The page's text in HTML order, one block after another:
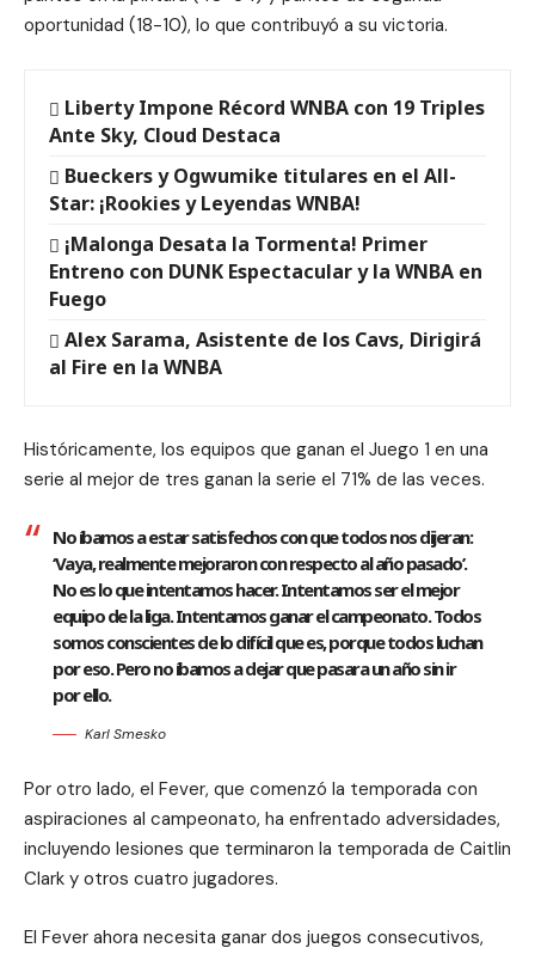
oportunidad (18-10), lo que contribuyó a su victoria.
Liberty Impone Récord WNBA con 19 Triples
Ante Sky, Cloud Destaca
Bueckers y Ogwumike titulares en el All-
Star: ¡Rookies y Leyendas WNBA!
¡Malonga Desata la Tormenta! Primer
Entreno con DUNK Espectacular y la WNBA en
Fuego
Alex Sarama, Asistente de los Cavs, Dirigirá
al Fire en la WNBA
Históricamente, los equipos que ganan el Juego 1 en una
serie al mejor de tres ganan la serie el 71% de las veces.
No íbamos a estar satisfechos con que todos nos dijeran:
‘Vaya, realmente mejoraron con respecto al año pasado’.
No es lo que intentamos hacer. Intentamos ser el mejor
equipo de la liga. Intentamos ganar el campeonato. Todos
somos conscientes de lo difícil que es, porque todos luchan
por eso. Pero no íbamos a dejar que pasara un año sin ir
por ello.
Karl Smesko
Por otro lado, el Fever, que comenzó la temporada con
aspiraciones al campeonato, ha enfrentado adversidades,
incluyendo lesiones que terminaron la temporada de Caitlin
Clark y otros cuatro jugadores.
El Fever ahora necesita ganar dos juegos consecutivos,